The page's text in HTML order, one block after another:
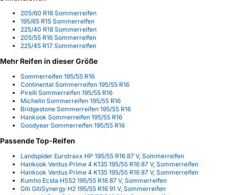
205/60 R16 Sommerreifen
195/65 R15 Sommerreifen
225/40 R18 Sommerreifen
205/55 R16 Sommerreifen
225/45 R17 Sommerreifen
Mehr Reifen in dieser Größe
Sommerreifen 195/55 R16
Continental Sommerreifen 195/55 R16
Pirelli Sommerreifen 195/55 R16
Michelin Sommerreifen 195/55 R16
Bridgestone Sommerreifen 195/55 R16
Hankook Sommerreifen 195/55 R16
Goodyear Sommerreifen 195/55 R16
Passende Top-Reifen
Landspider Eurotraxx HP 195/55 R16 87 V, Sommerreifen
Hankook Ventus Prime 4 K135 195/55 R16 87 V, Sommerreifen
Hankook Ventus Prime 4 K135 195/55 R16 87 V, Sommerreifen
Kumho Ecsta HS52 195/55 R16 87 V, Sommerreifen
Giti GitiSynergy H2 195/55 R16 91 V, Sommerreifen